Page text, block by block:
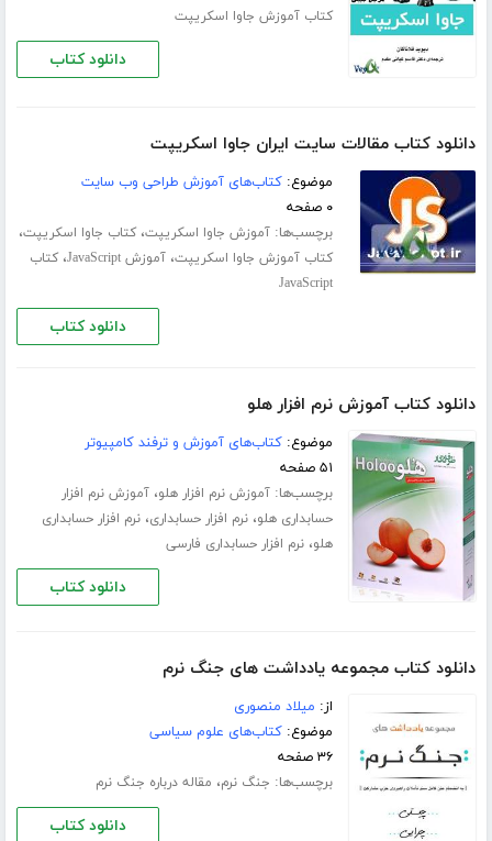
کتاب آموزش جاوا اسکریپت
دانلود کتاب
دانلود کتاب مقالات سایت ایران جاوا اسکریپت
موضوع:کتاب‌های آموزش طراحی وب سایت
۰ صفحه
برچسب‌ها:آموزش جاوا اسکریپت،کتاب جاوا اسکریپت،
کتاب آموزش جاوا اسکریپت،آموزش JavaScript ،کتاب
JavaScript
دانلود کتاب
دانلود کتاب آموزش نرم افزار هلو
موضوع:کتاب‌های آموزش و ترفند کامپیوتر
۵۱ صفحه
برچسب‌ها:آموزش نرم افزار هلو،آموزش نرم افزار
حسابداری هلو،نرم افزار حسابداری،نرم افزار حسابداری
هلو،نرم افزار حسابداری فارسی
دانلود کتاب
دانلود کتاب مجموعه یادداشت های جنگ نرم
از: میلاد منصوری
موضوع:کتاب‌های علوم سیاسی
۳۶ صفحه
برچسب‌ها: جنگ نرم، مقاله درباره جنگ نرم
دانلود کتاب